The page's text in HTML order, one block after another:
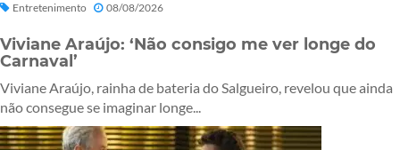
Entretenimento 08/08/2026
Viviane Araújo: ‘Não consigo me ver longe do
Carnaval’
Viviane Araújo, rainha de bateria do Salgueiro, revelou que ainda
não consegue se imaginar longe...